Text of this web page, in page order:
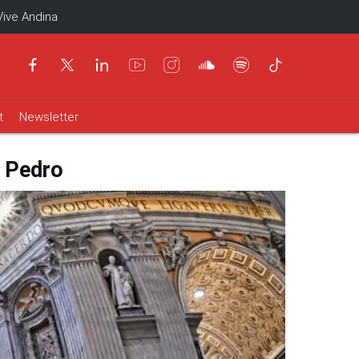
Andina
Newsletter